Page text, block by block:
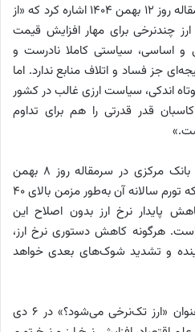
موسی غنی‌نژاد اقتصاددان در سرمقاله روز 12 بهمن 1404 اشاره کرد که «از
چندنرخی برای مهار افزایش قیمت
و اساسی، سیاستی کاملا نادرست و
جز فساد و اتلاف منابع ندارد. اما
اندکی، سیاست ارزی غالب در کشور
قدر قدرتی را هم برای تداوم
ولی‌الله سیف رئیس کل پیشین بانک مرکزی در سرمقاله روز 8 بهمن
1404 اشاره کرد که «در اقتصادی که تورم سالانه آن به‌طور مزمن بالای ۴۰
پایدار نرخ ارز بدون اصلاح این
است. هرگونه کاهش دستوری نرخ ارز،
آینده و تشدید شوک‌های بعدی خواهد
دنیای اقتصاد در یک گزارش با عنوان «ارز تک‌نرخی می‌شود؟» در ۶ دی